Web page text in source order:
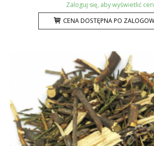
Zaloguj się, aby wyświetlić
CENA DOSTĘPNA PO